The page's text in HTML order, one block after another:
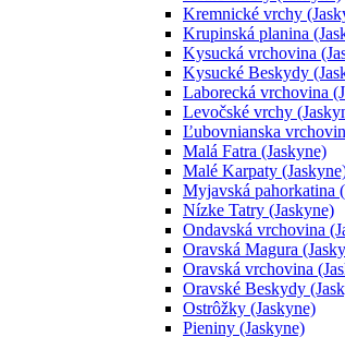
Kremnické vrchy
Krupinská planina
Kysucká vrchovina
Kysucké Beskydy
Laborecká vrchovina
Levočské vrchy
Ľubovnianska
Malá Fatra (Jaskyne)
Malé Karpaty
Myjavská pahorkatina
Nízke Tatry (Jaskyne)
Ondavská vrchovina
Oravská Magura
Oravská vrchovina
Oravské Beskydy
Ostrôžky (Jaskyne)
Pieniny (Jaskyne)